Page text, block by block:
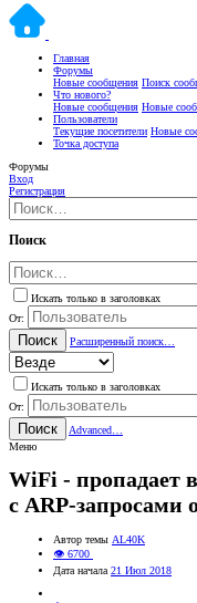
Главная
Форумы
Новые сообщения Поиск
Что нового?
Новые сообщения Новые
Пользователи
Текущие посетители Новые
Точка доступа
Форумы
Вход
Регистрация
Поиск
Искать только в заголовках
От:
Поиск Расширенный поиск…
Искать только в заголовках
От:
Поиск
Advanced…
Меню
WiFi - пропадает
с ARP-запросами
Автор темы AL40K
👁 6700
Дата начала 21 Июл 2018